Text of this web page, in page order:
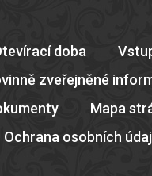
doba
zveřejněné
Mapa
Ochrana osobních